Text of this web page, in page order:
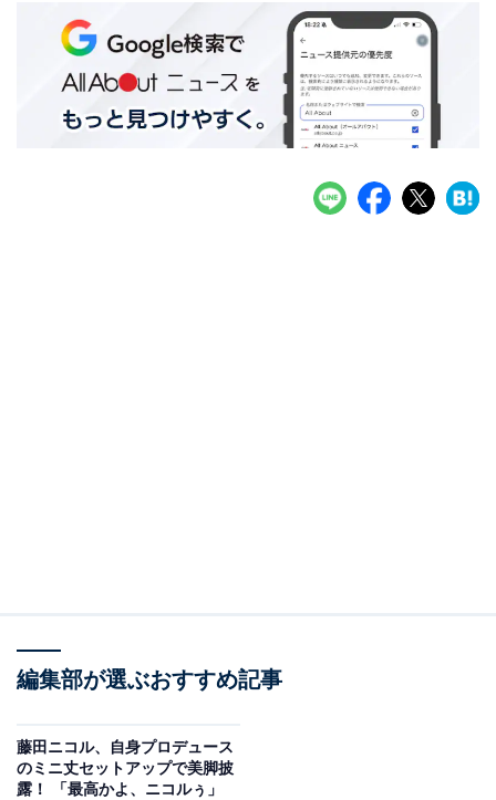
編集部が選ぶおすすめ記事
藤田ニコル、自身プロデュース
のミニ丈セットアップで美脚披
露！ 「最高かよ、ニコルぅ」